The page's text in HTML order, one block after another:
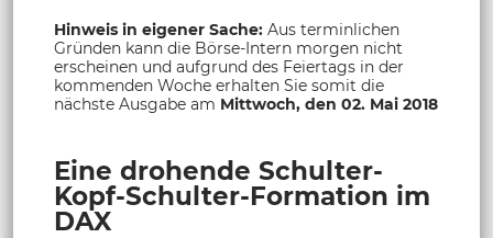
Hinweis in eigener Sache: Aus terminlichen
Gründen kann die Börse-Intern morgen nicht
erscheinen und aufgrund des Feiertags in der
kommenden Woche erhalten Sie somit die
nächste Ausgabe am Mittwoch, den 02. Mai 2018
Eine drohende Schulter-
Kopf-Schulter-Formation im
DAX